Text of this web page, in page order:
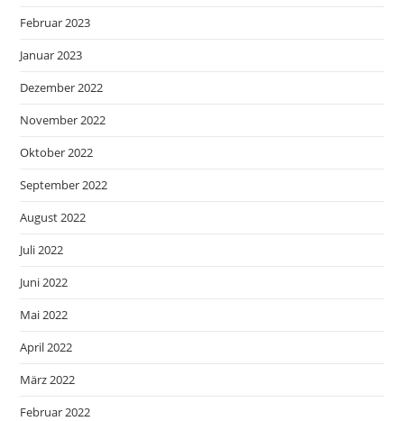
Februar 2023
Januar 2023
Dezember 2022
November 2022
Oktober 2022
September 2022
August 2022
Juli 2022
Juni 2022
Mai 2022
April 2022
März 2022
Februar 2022